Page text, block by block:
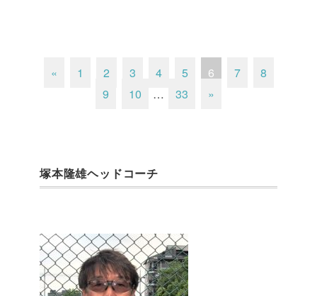
« 1 2 3 4 5 6 7
8
9
10 … 33 »
塚本隆雄ヘッドコーチ